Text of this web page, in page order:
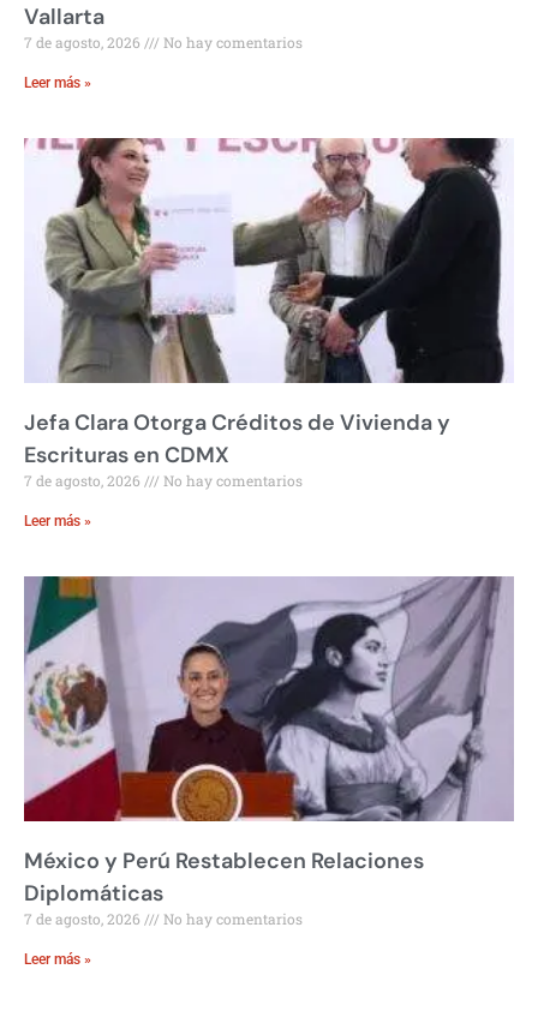
Vallarta
7 de agosto, 2026 No hay comentarios
Leer más »
Jefa Clara Otorga Créditos de Vivienda y
Escrituras en CDMX
7 de agosto, 2026 No hay comentarios
Leer más »
México y Perú Restablecen Relaciones
Diplomáticas
7 de agosto, 2026 No hay comentarios
Leer más »